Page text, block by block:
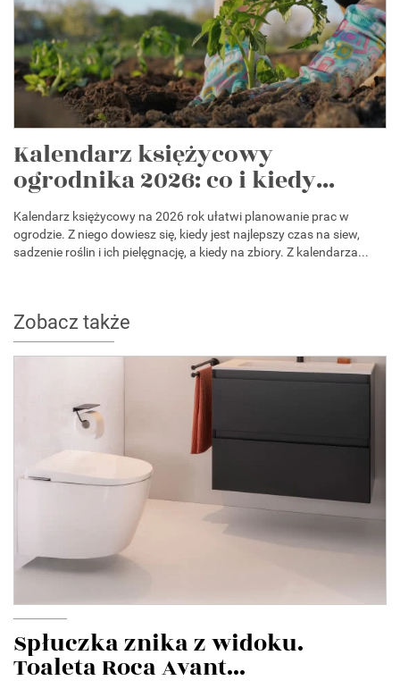
Kalendarz księżycowy
ogrodnika 2026: co i kiedy...
Kalendarz księżycowy na 2026 rok ułatwi planowanie prac w
ogrodzie. Z niego dowiesz się, kiedy jest najlepszy czas na siew,
sadzenie roślin i ich pielęgnację, a kiedy na zbiory. Z kalendarza...
Zobacz także
Spłuczka znika z widoku.
Toaleta Roca Avant...